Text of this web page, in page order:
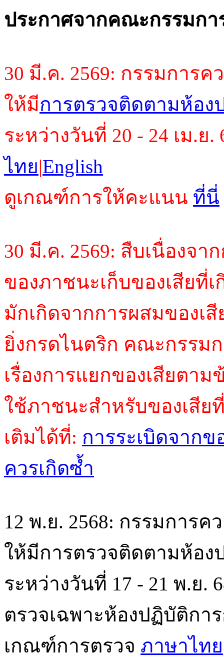
ประกาศจากคณะกรรมก
30 มี.ค. 2569: กรรมการ
ให้มีการตรวจติดตามห้อง
ระหว่างวันที่ 20 - 24 เม.
ไทย|English
ดูเกณฑ์การให้คะแนน ที่นี่
30 มี.ค. 2569: สืบเนื่องจา
ของภาชนะเก็บของเสียที่
มักเกิดจากการผสมของเ
ยิ่งกรดไนตริก คณะกรรม
เรื่องการแยกของเสียตาม
ใช้ภาชนะสำหรับของเสีย
เติมได้ที่: การระเบิดจาก
ควรเกิดซ้ำ
12 พ.ย. 2568: กรรมการ
ให้มีการตรวจติดตามห้อง
ระหว่างวันที่ 17 - 21 พ.ย.
ตรวจเฉพาะห้องปฏิบัติกา
เกณฑ์การตรวจ ภาษาไทย